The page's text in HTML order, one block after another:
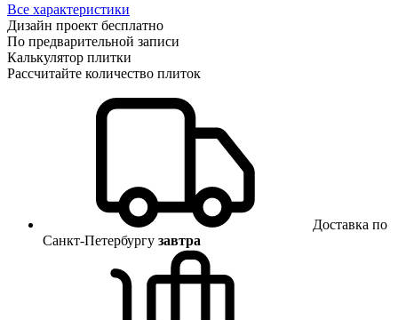
Все характеристики
Дизайн проект бесплатно
По предварительной записи
Калькулятор плитки
Рассчитайте количество плиток
Доставка по
Санкт-Петербургу завтра